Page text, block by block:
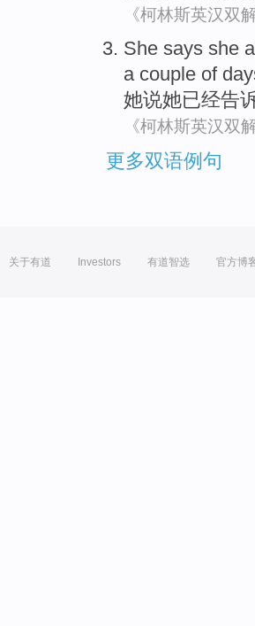
《柯林斯英汉双
She says she
a couple of
她说她已经告
《柯林斯英汉双
更多双语例句
关于有道 Investors 有道智选 官方博